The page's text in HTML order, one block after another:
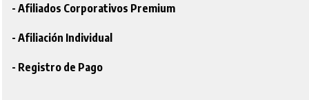
- Afiliados Corporativos Premium
- Afiliación Individual
- Registro de Pago